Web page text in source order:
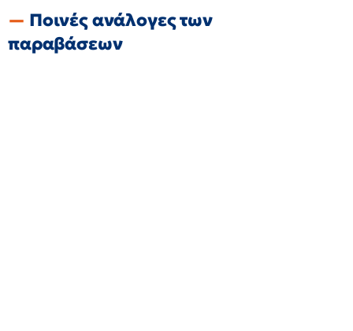
Ποινές ανάλογες των
παραβάσεων